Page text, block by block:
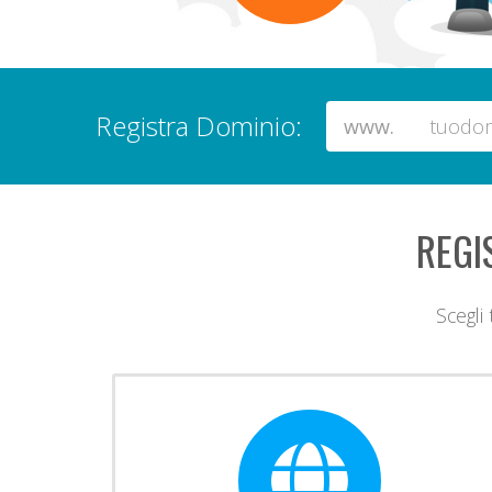
Registra Dominio: www.